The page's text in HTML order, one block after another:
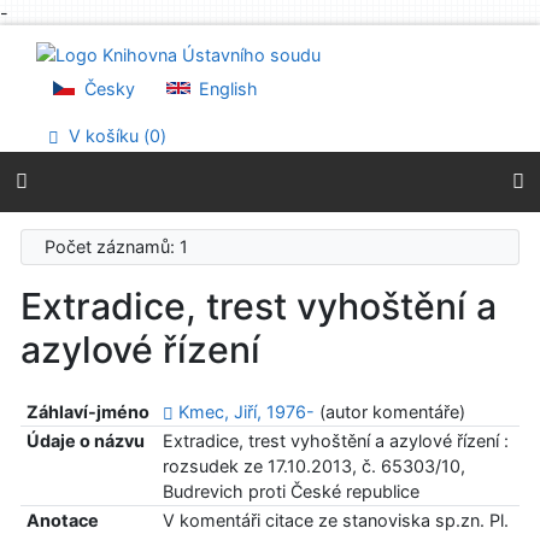
-
Přejít na menu
Prohlášení o webové přístupnosti
Česky English
V košíku (0)
Počet záznamů: 1
Extradice, trest vyhoštění a
azylové řízení
Záhlaví-jméno Kmec, Jiří, 1976- (autor komentáře)
Údaje o názvu
Extradice, trest vyhoštění a azylové řízení :
rozsudek ze 17.10.2013, č. 65303/10,
Budrevich proti České republice
Anotace
V komentáři citace ze stanoviska sp.zn. Pl.